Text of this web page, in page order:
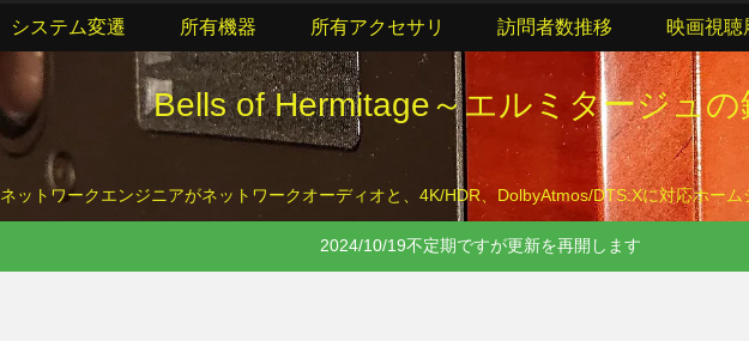
Bells of Hermitage～エルミタージュの
ネットワークエンジニアがネットワークオーディオと、4K/HDR、DolbyAtmos/DTS:Xに対応ホーム
システム変遷 所有機器 所有アクセサリ 訪問者数推移 映画視聴
2024/10/19不定期ですが更新を再開します